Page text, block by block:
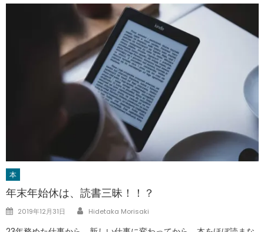
本
年末年始休は、読書三昧！！？
Posted
2019年12月31日 Author
Hidetaka Morisaki